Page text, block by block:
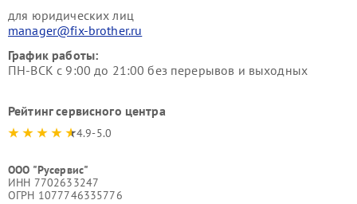
для юридических лиц
manager@fix-brother.ru
График работы:
ПН-ВСК с 9:00 до 21:00 без перерывов и выходных
Рейтинг сервисного центра
4.9-5.0
ООО "Русервис"
ИНН 7702633247
ОГРН 1077746335776